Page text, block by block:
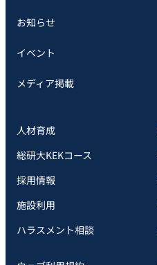
お知らせ
イベント
メディア掲載
人材育成
総研大KEKコース
採用情報
施設利用
ハラスメント相談